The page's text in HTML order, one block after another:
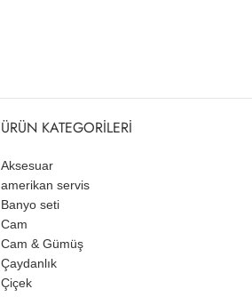
ÜRÜN KATEGORILERI
Aksesuar
amerikan servis
Banyo seti
Cam
Cam & Gümüş
Çaydanlık
Çiçek